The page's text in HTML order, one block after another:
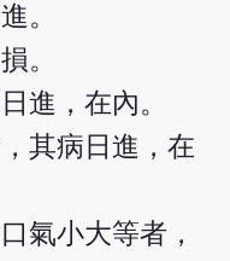
。
。
進，在內。
其病日進，在
氣小大等者，